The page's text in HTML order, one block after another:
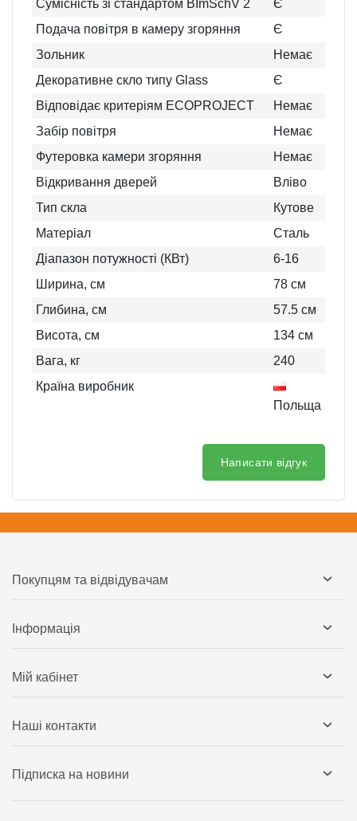
Сумісність зі стандартом BImSchV 2
Є
Подача повітря в камеру згоряння
Є
Зольник
Немає
Декоративне скло типу Glass
Є
Відповідає критеріям ECOPROJECT
Немає
Забір повітря
Немає
Футеровка камери згоряння
Немає
Відкривання дверей
Вліво
Тип скла
Кутове
Матеріал
Сталь
Діапазон потужності (КВт)
6-16
Ширина, см
78 см
Глибина, см
57.5 см
Висота, см
134 см
Вага, кг
240
Країна виробник
Польща
Написати відгук
Покупцям та відвідувачам
Інформація
Мій кабінет
Наші контакти
Підписка на новини